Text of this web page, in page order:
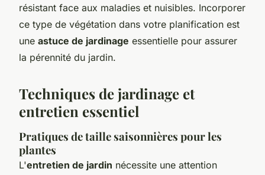
résistant face aux maladies et nuisibles. Incorporer
ce type de végétation dans votre planification est
une astuce de jardinage essentielle pour assurer
la pérennité du jardin.
Techniques de jardinage et
entretien essentiel
Pratiques de taille saisonnières pour les
plantes
L'entretien de jardin nécessite une attention